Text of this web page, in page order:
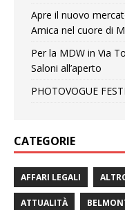
Apre il nuovo
Amica nel cuore di
Per la MDW in Via
Saloni all’aperto
PHOTOVOGUE
CATEGORIE
AFFARI LEGALI
ATTUALITÀ